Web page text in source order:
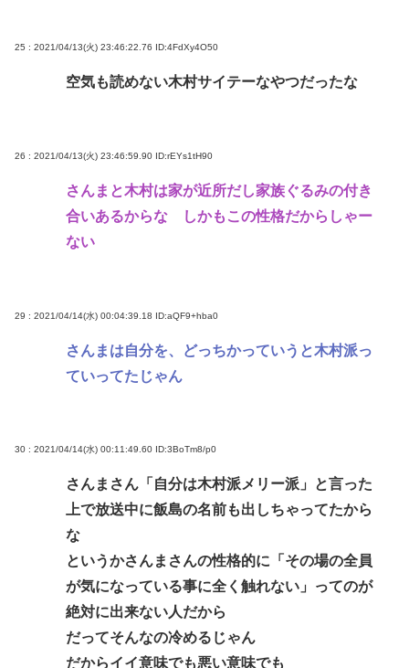
25 : 2021/04/13(火) 23:46:22.76 ID:4FdXy4O50
空気も読めない木村サイテーなやつだったな
26 : 2021/04/13(火) 23:46:59.90 ID:rEYs1tH90
さんまと木村は家が近所だし家族ぐるみの付き
合いあるからな しかもこの性格だからしゃー
ない
29 : 2021/04/14(水) 00:04:39.18 ID:aQF9+hba0
さんまは自分を、どっちかっていうと木村派っ
ていってたじゃん
30 : 2021/04/14(水) 00:11:49.60 ID:3BoTm8/p0
さんまさん「自分は木村派メリー派」と言った
上で放送中に飯島の名前も出しちゃってたから
な
というかさんまさんの性格的に「その場の全員
が気になっている事に全く触れない」ってのが
絶対に出来ない人だから
だってそんなの冷めるじゃん
だからイイ意味でも悪い意味でも